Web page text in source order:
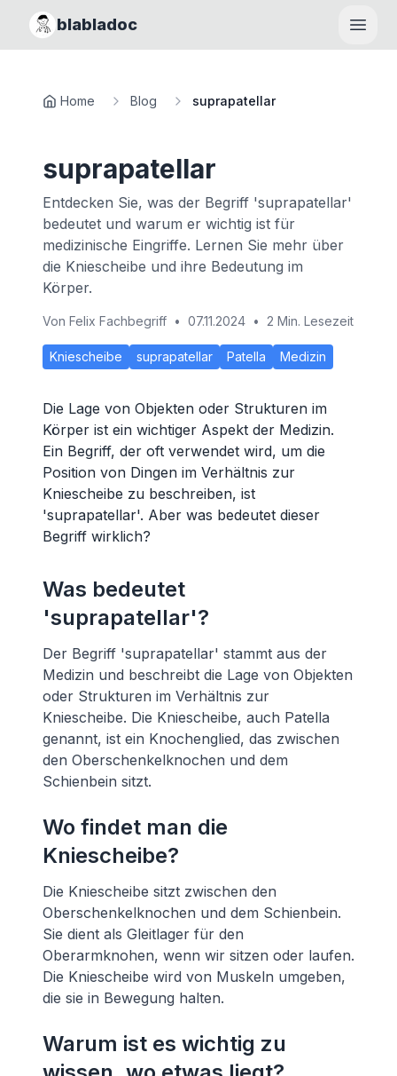
blabladoc
Home Blog suprapatellar
suprapatellar
Entdecken Sie, was der Begriff 'suprapatellar'
bedeutet und warum er wichtig ist für
medizinische Eingriffe. Lernen Sie mehr über
die Kniescheibe und ihre Bedeutung im
Körper.
Von Felix Fachbegriff • 07.11.2024 • 2 Min. Lesezeit
Kniescheibe suprapatellar Patella Medizin
Die Lage von Objekten oder Strukturen im
Körper ist ein wichtiger Aspekt der Medizin.
Ein Begriff, der oft verwendet wird, um die
Position von Dingen im Verhältnis zur
Kniescheibe zu beschreiben, ist
'suprapatellar'. Aber was bedeutet dieser
Begriff wirklich?
Was bedeutet
'suprapatellar'?
Der Begriff 'suprapatellar' stammt aus der
Medizin und beschreibt die Lage von Objekten
oder Strukturen im Verhältnis zur
Kniescheibe. Die Kniescheibe, auch Patella
genannt, ist ein Knochenglied, das zwischen
den Oberschenkelknochen und dem
Schienbein sitzt.
Wo findet man die
Kniescheibe?
Die Kniescheibe sitzt zwischen den
Oberschenkelknochen und dem Schienbein.
Sie dient als Gleitlager für den
Oberarmknohen, wenn wir sitzen oder laufen.
Die Kniescheibe wird von Muskeln umgeben,
die sie in Bewegung halten.
Warum ist es wichtig zu